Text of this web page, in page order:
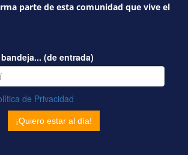
parte de esta comunidad que vive el